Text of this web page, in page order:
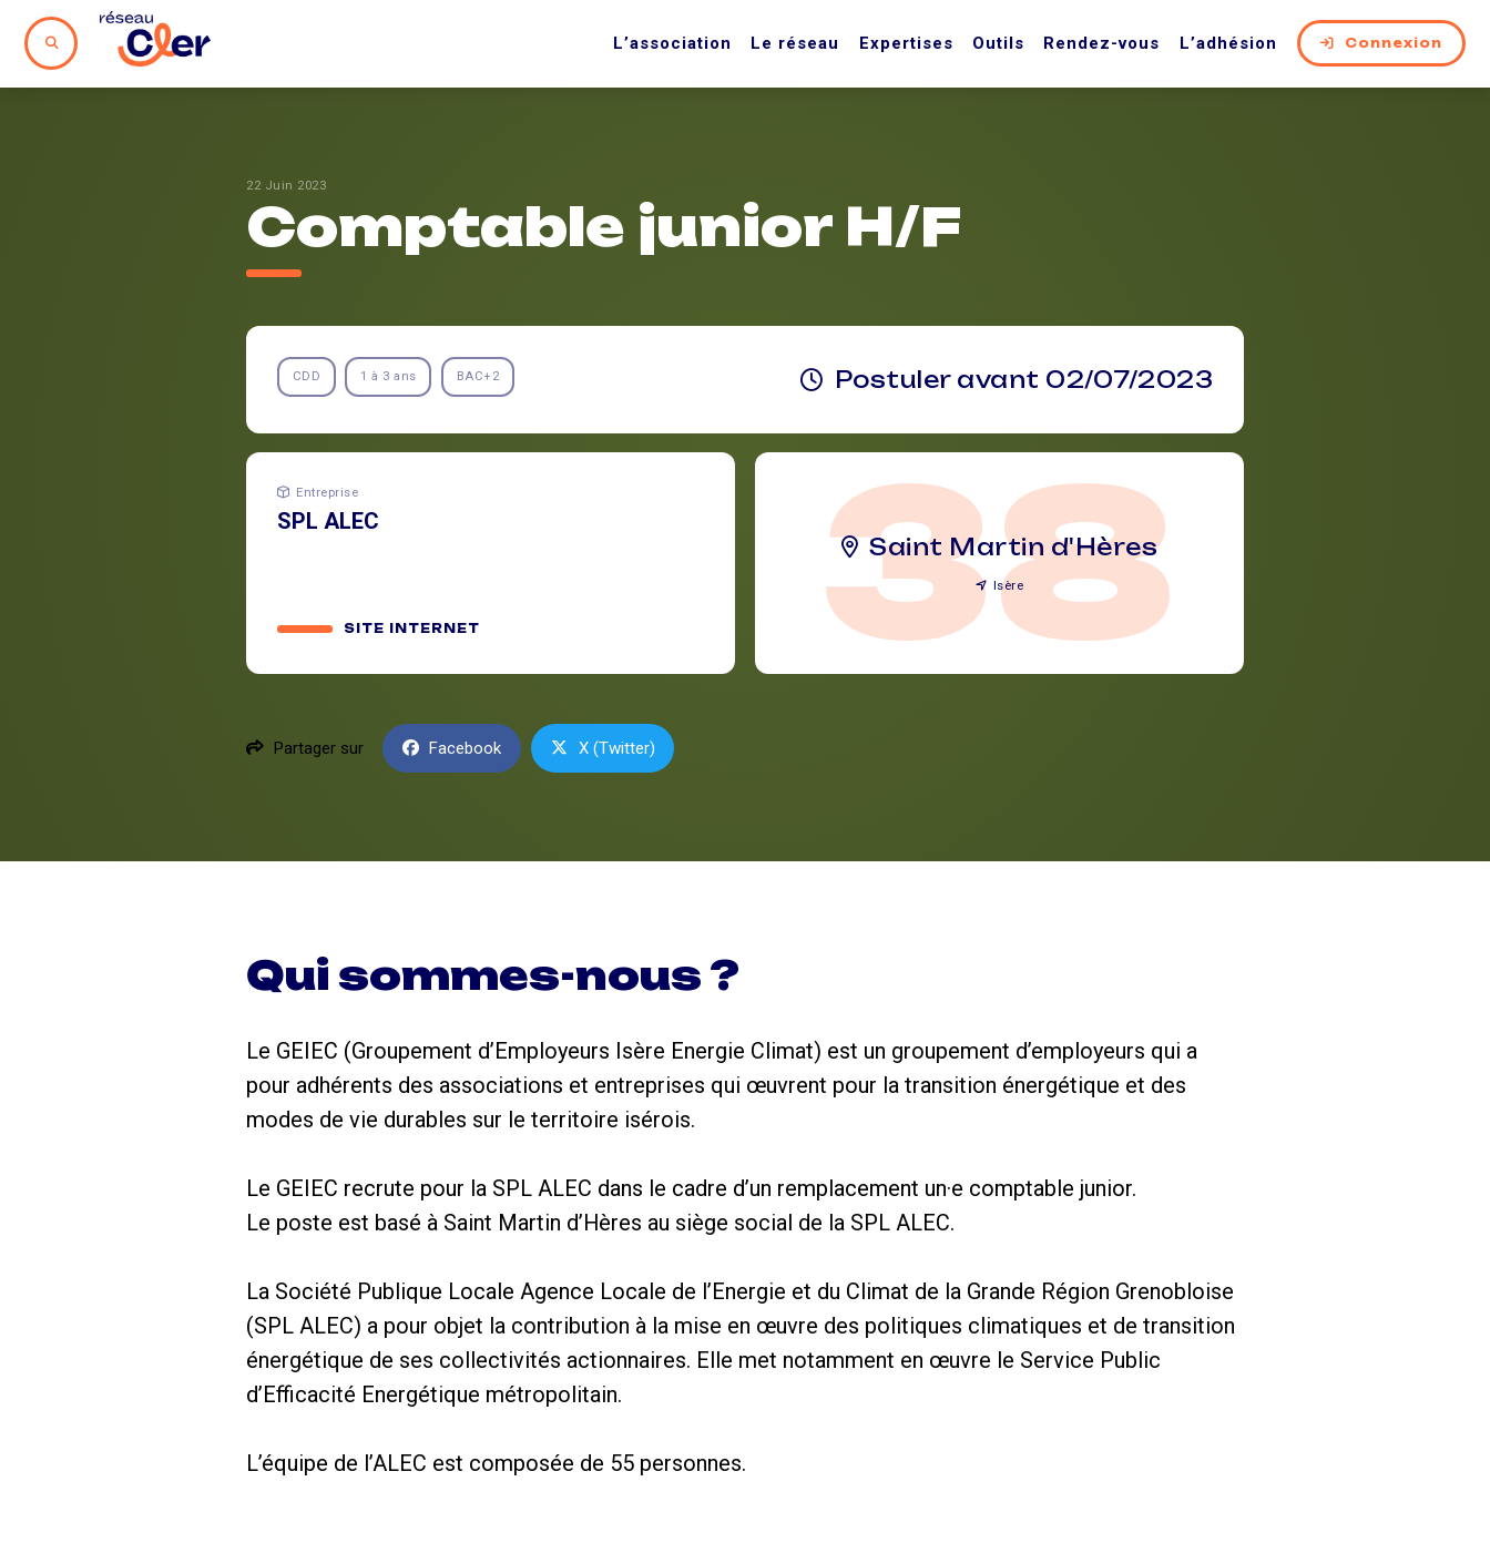
L’association Le réseau Expertises Outils Rendez-vous L’adhésion Connexion
22 Juin 2023
Comptable junior H/F
CDD 1 à 3 ans BAC+2 Postuler avant 02/07/2023
Entreprise
SPL ALEC
SITE INTERNET 38
Saint Martin d'Hères
Isère
Partager sur Facebook X (Twitter)
Qui sommes-nous ?
Le GEIEC (Groupement d’Employeurs Isère Energie Climat) est un groupement d’employeurs qui a
pour adhérents des associations et entreprises qui œuvrent pour la transition énergétique et des
modes de vie durables sur le territoire isérois.
Le GEIEC recrute pour la SPL ALEC dans le cadre d’un remplacement un·e comptable junior.
Le poste est basé à Saint Martin d’Hères au siège social de la SPL ALEC.
La Société Publique Locale Agence Locale de l’Energie et du Climat de la Grande Région Grenobloise
(SPL ALEC) a pour objet la contribution à la mise en œuvre des politiques climatiques et de transition
énergétique de ses collectivités actionnaires. Elle met notamment en œuvre le Service Public
d’Efficacité Energétique métropolitain.
L’équipe de l’ALEC est composée de 55 personnes.